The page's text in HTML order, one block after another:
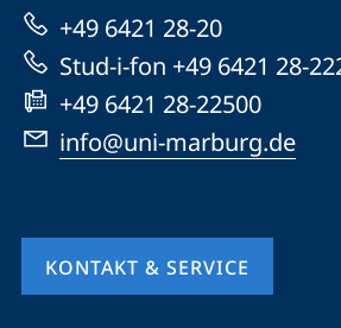
Website
+49 6421 28-20
Stud-i-fon +49 6421 28-
+49 6421 28-22500
info@uni-marburg.de
KONTAKT & SERVICE